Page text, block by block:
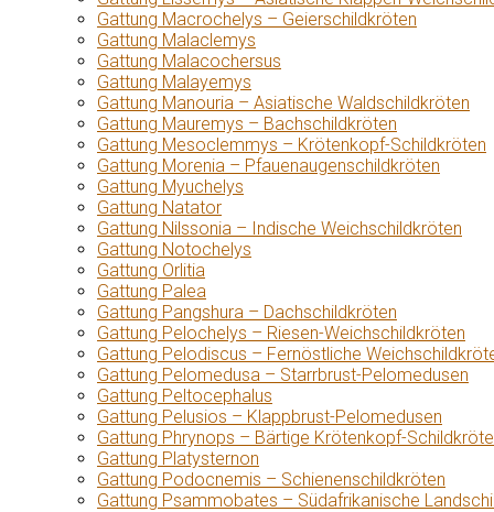
Gattung Macrochelys – Geierschildkröten
Gattung Malaclemys
Gattung Malacochersus
Gattung Malayemys
Gattung Manouria – Asiatische Waldschildkröten
Gattung Mauremys – Bachschildkröten
Gattung Mesoclemmys – Krötenkopf-Schildkröten
Gattung Morenia – Pfauenaugenschildkröten
Gattung Myuchelys
Gattung Natator
Gattung Nilssonia – Indische Weichschildkröten
Gattung Notochelys
Gattung Orlitia
Gattung Palea
Gattung Pangshura – Dachschildkröten
Gattung Pelochelys – Riesen-Weichschildkröten
Gattung Pelodiscus – Fernöstliche
Gattung Pelomedusa – Starrbrust-Pelomedusen
Gattung Peltocephalus
Gattung Pelusios – Klappbrust-Pelomedusen
Gattung Phrynops – Bärtige Krötenkopf-
Gattung Platysternon
Gattung Podocnemis – Schienenschildkröten
Gattung Psammobates – Südafrikanische